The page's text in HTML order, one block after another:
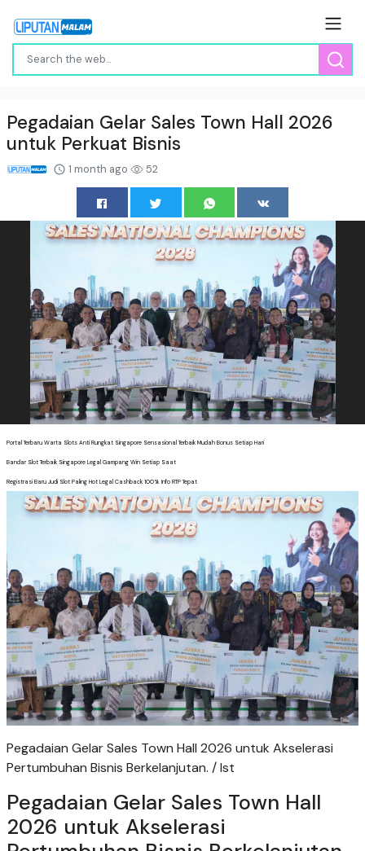
Pegadaian Gelar Sales Town Hall 2026
untuk Perkuat Bisnis
1 month ago 52
Portal Terbaru Warta Slots Anti Rungkat Singapore Sensasional Terbaik Mudah Bonus Setiap Hari
Bandar Slot Terbaik Singapore Legal Gampang Win Setiap Saat
Registrasi Baru Judi Slot Paling Hot Legal Cashback 100% Info RTP Tepat
Pegadaian Gelar Sales Town Hall 2026 untuk Akselerasi
Pertumbuhan Bisnis Berkelanjutan. / Ist
Pegadaian Gelar Sales Town Hall
2026 untuk Akselerasi